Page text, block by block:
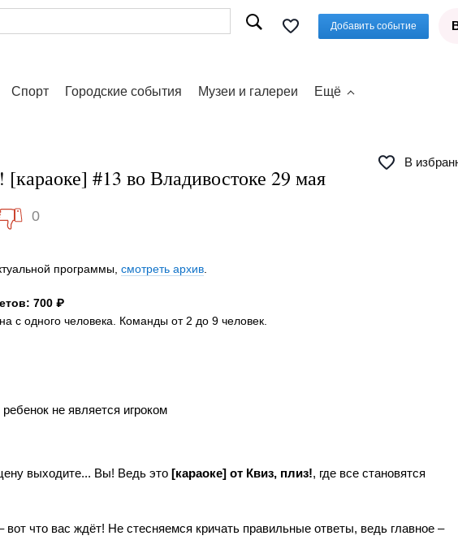
Добавить событие
Спорт Городские события Музеи и галереи Ещё
В
[караоке] #13 во Владивостоке 29 мая
0
программы, смотреть архив
700 ₽
с одного человека. Команды от 2 до 9 человек.
не является игроком
выходите... Вы! Ведь это [караоке] от Квиз, плиз!, где все становятся
что вас ждёт! Не стесняемся кричать правильные ответы, ведь главное –